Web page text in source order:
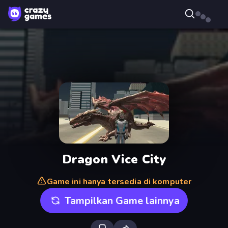
Dragon Vice City
Game ini hanya tersedia di komputer
Tampilkan Game lainnya